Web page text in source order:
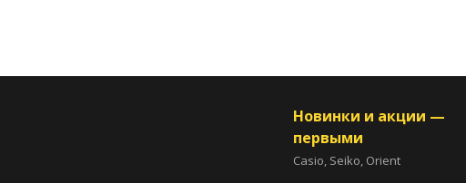
Новинки и акции —
первыми
Casio, Seiko, Orient